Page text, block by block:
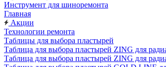
Инструмент для шиноремонта
Главная
Акции
Технологии ремонта
Таблицы для выбора пластырей
Таблица для выбора пластырей ZING для
Таблица для выбора пластырей ZING для